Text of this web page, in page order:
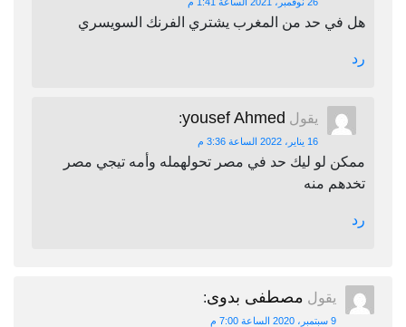
هل في حد من المغرب يشتري الفرنك السويسري
رد
يقول yousef Ahmed
:
16 يناير، 2022 الساعة 3:36 م
ممكن لو ليك حد في مصر تحولهمله وأمه تيجي مصر
تخدهم منه
رد
يقول مصطفى بدوى:
9 سبتمبر، 2020 الساعة 7:00 م